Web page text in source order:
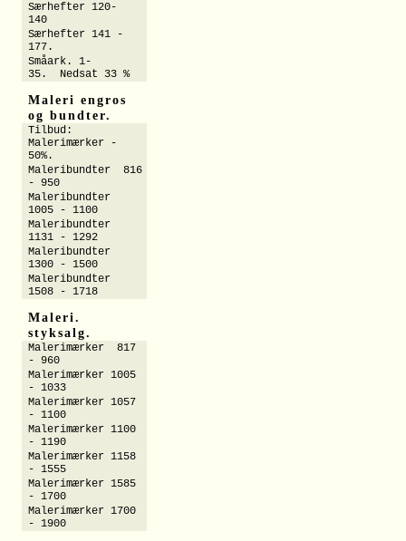
Særhefter 120-
140
Særhefter 141 -
177.
Småark. 1-
35. Nedsat 33 %
Maleri engros
og bundter.
Tilbud:
Malerimærker -
50%.
Maleribundter 816
- 950
Maleribundter
1005 - 1100
Maleribundter
1131 - 1292
Maleribundter
1300 - 1500
Maleribundter
1508 - 1718
Maleri.
styksalg.
Malerimærker 817
- 960
Malerimærker 1005
- 1033
Malerimærker 1057
- 1100
Malerimærker 1100
- 1190
Malerimærker 1158
- 1555
Malerimærker 1585
- 1700
Malerimærker 1700
- 1900